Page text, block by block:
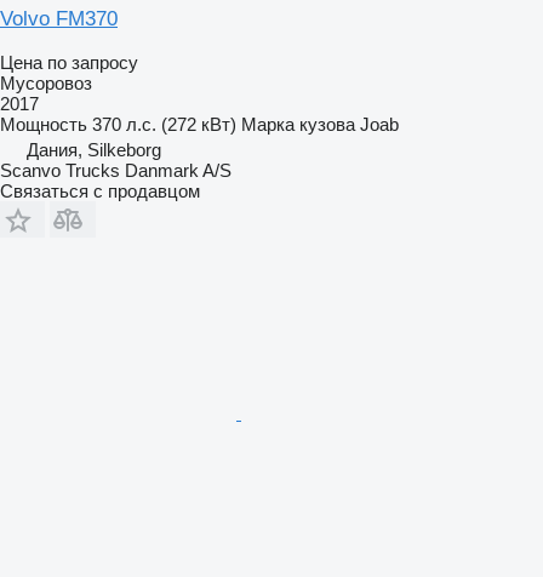
Volvo FM370
Цена по запросу
Мусоровоз
2017
Мощность 370 л.с. (272 кВт) Марка кузова Joab
Дания, Silkeborg
Scanvo Trucks Danmark A/S
Связаться с продавцом